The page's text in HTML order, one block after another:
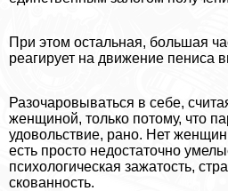
При этом остальная, большая
реагирует на движение пeниcа
Разочаровываться в себе,
женщиной, только потому, что
удовольствие, рано. Нет
есть просто недостаточно
психологическая зажатость,
скованность.